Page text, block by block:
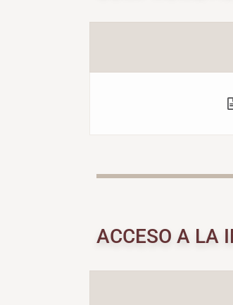
ACCESO A LA